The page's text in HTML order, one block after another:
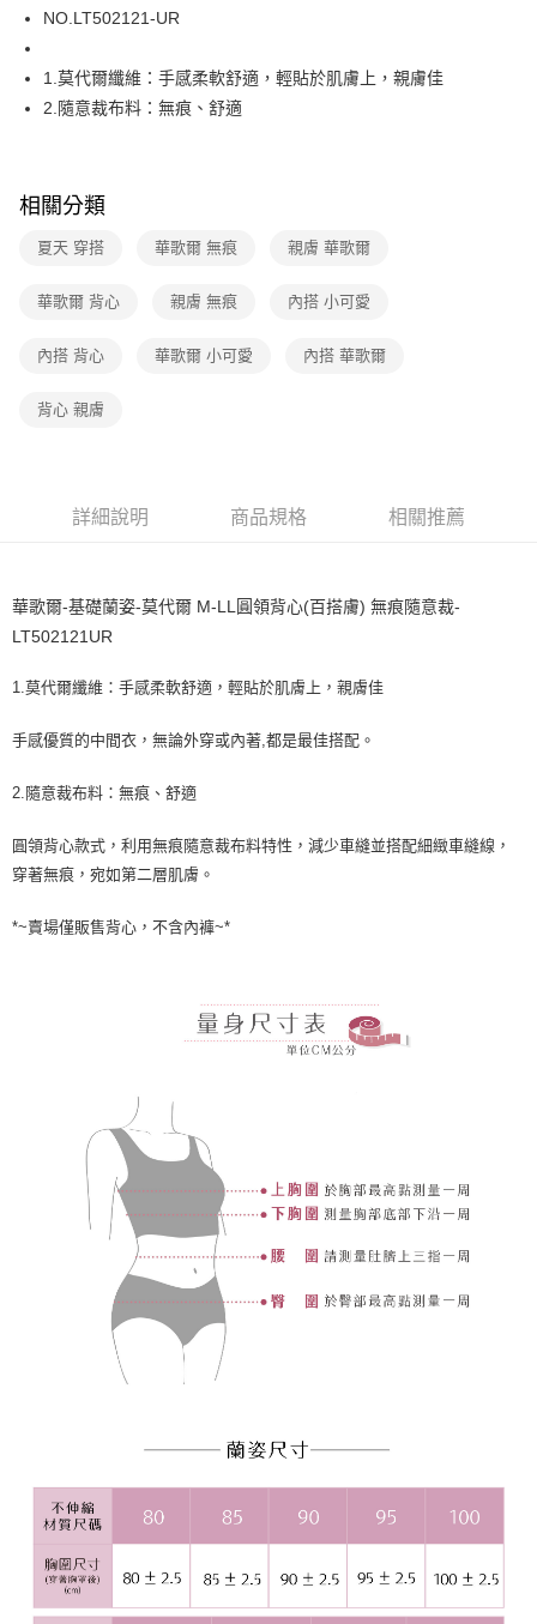
運送方式
全家取貨付款
每筆NT$80，滿NT$1,000(含以上)免運費
7-11取貨付款
每筆NT$80，滿NT$1,000(含以上)免運費
每筆NT$80，滿NT$1,000(含以上)免運費
宅配
付款後門市自取
NO.LT502121-UR
1.莫代爾纖維：手感柔軟舒適，輕貼於肌膚上，親膚佳
2.隨意裁布料：無痕、舒適
相關分類
夏天 穿搭 華歌爾 無痕 親膚 華歌爾
華歌爾 背心 親膚 無痕 內搭 小可愛
內搭 背心 華歌爾 小可愛 內搭 華歌爾
背心 親膚
詳細說明 商品規格 相關推薦
華歌爾-基礎蘭姿-莫代爾 M-LL圓領背心(百搭膚) 無痕隨意裁-
LT502121UR
1.莫代爾纖維：手感柔軟舒適，輕貼於肌膚上，親膚佳
手感優質的中間衣，無論外穿或內著,都是最佳搭配。
2.隨意裁布料：無痕、舒適
圓領背心款式，利用無痕隨意裁布料特性，減少車縫並搭配細緻車縫線，
穿著無痕，宛如第二層肌膚。
*~賣場僅販售背心，不含內褲~*